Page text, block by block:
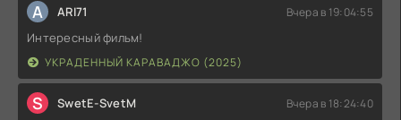
A ARI71 Вчера в 19:04:55
Интересный фильм!
УКРАДЕННЫЙ КАРАВАДЖО (2025)
S SwetE-SvetM Вчера в 18:24:40